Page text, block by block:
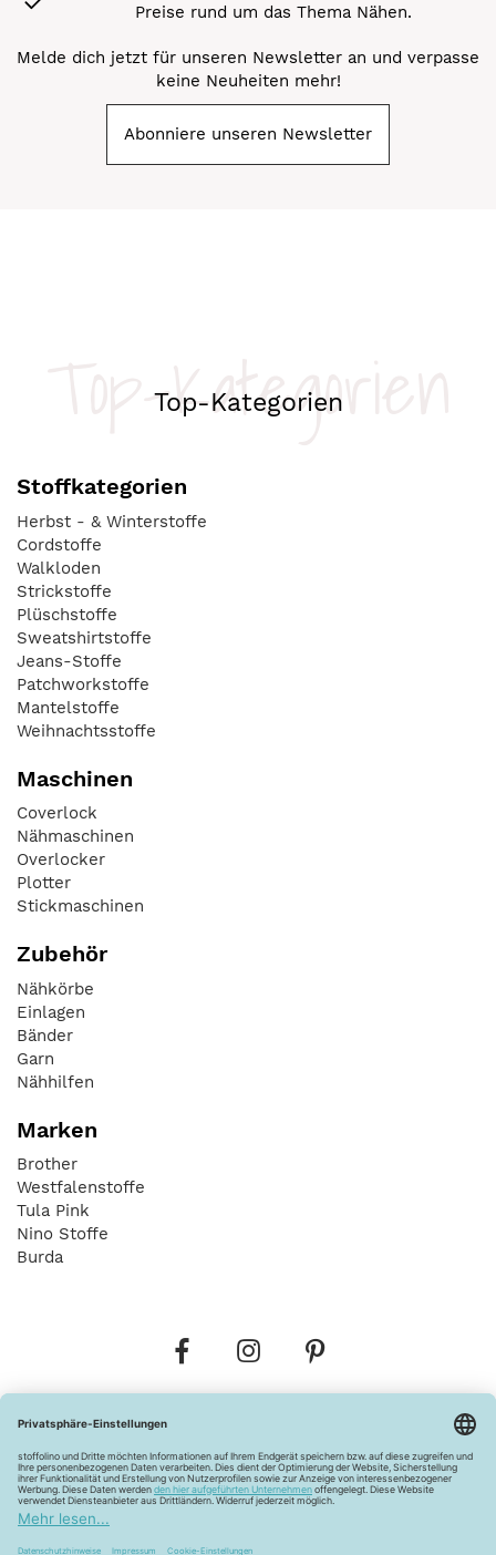
Preise rund um das Thema Nähen.
Melde dich jetzt für unseren Newsletter an und verpasse
keine Neuheiten mehr!
Abonniere unseren Newsletter
Top-Kategorien
Top-Kategorien
Stoffkategorien
Herbst - & Winterstoffe
Cordstoffe
Walkloden
Strickstoffe
Plüschstoffe
Sweatshirtstoffe
Jeans-Stoffe
Patchworkstoffe
Mantelstoffe
Weihnachtsstoffe
Maschinen
Coverlock
Nähmaschinen
Overlocker
Plotter
Stickmaschinen
Zubehör
Nähkörbe
Einlagen
Bänder
Garn
Nähhilfen
Marken
Brother
Westfalenstoffe
Tula Pink
Nino Stoffe
Burda
Widerrufsbelehrung Vertrag widerrufen
Barrierefreiheitserklärung